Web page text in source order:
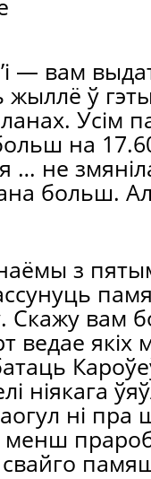
— вам
ў
Усім
на
… не
больш.
з
Скажу вам
ведае
ніякага
ні пра
менш